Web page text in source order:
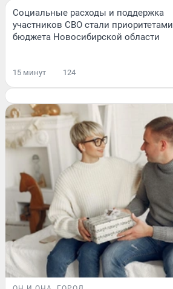
Социальные расходы и поддержка
участников СВО стали приоритетами
бюджета Новосибирской области
15 минут 124